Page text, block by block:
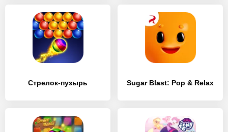
Стрелок-пузырь Sugar Blast: Pop & Relax